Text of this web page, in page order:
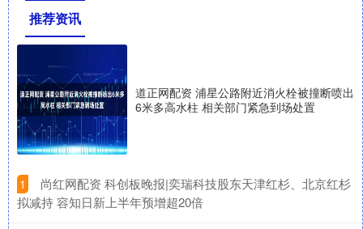
推荐资讯
道正网配资 浦星公路附近消火栓被撞断喷出
6米多高水柱 相关部门紧急到场处置
1
​尚红网配资 科创板晚报|奕瑞科技股东天津红杉、北京红杉
拟减持 容知日新上半年预增超20倍